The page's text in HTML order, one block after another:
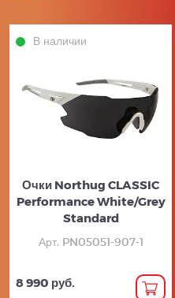
В наличии
Очки Northug CLASSIC
Performance White/Grey
Standard
Арт. PN05051-907-1
8 990 руб.